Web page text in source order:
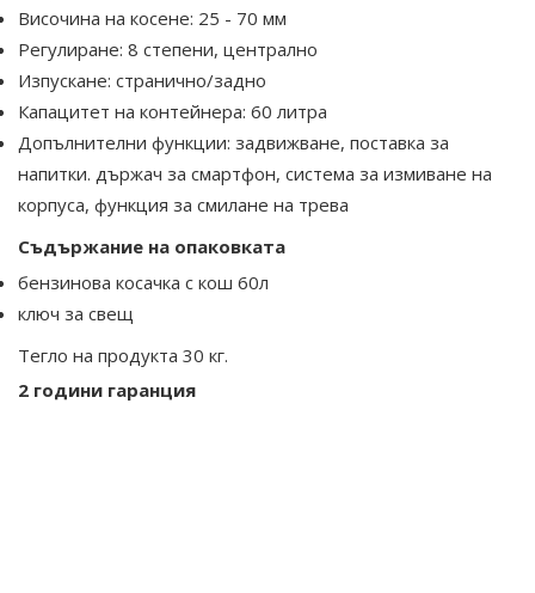
Височина на косене: 25 - 70 мм
Регулиране: 8 степени, централно
Изпускане: странично/задно
Капацитет на контейнера: 60 ​​литра
Допълнителни функции: задвижване, поставка за
напитки. държач за смартфон, система за измиване на
корпуса, функция за смилане на трева
Съдържание на опаковката
бензинова косачка с кош 60л
ключ за свещ
Тегло на продукта 30 кг.
2 години гаранция